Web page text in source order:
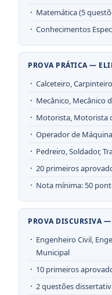
Matemática (5
Conhecimentos
PROVA PRÁTICA —
Calceteiro,
Mecânico, Mecânico
Motorista, Motorista
Operador de
Pedreiro, Soldador,
20 primeiros
Nota mínima: 50
PROVA DISCURSIVA
Engenheiro Civil,
Municipal
10 primeiros
2 questões